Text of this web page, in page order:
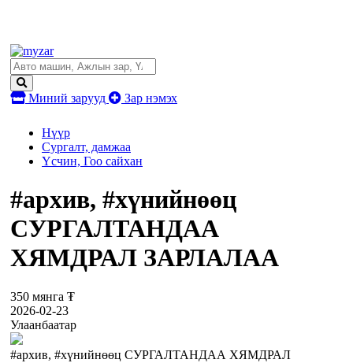
Миний зарууд Зар нэмэх
Нүүр
Сургалт, дамжаа
Үсчин, Гоо сайхан
#архив, #хүнийнөөц
СУРГАЛТАНДАА
ХЯМДРАЛ ЗАРЛАЛАА
350 мянга ₮
2026-02-23
Улаанбаатар
#архив, #хүнийнөөц СУРГАЛТАНДАА ХЯМДРАЛ